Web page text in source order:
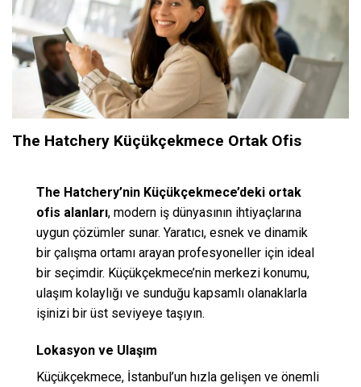
The Hatchery Küçükçekmece Ortak Ofis
The Hatchery’nin Küçükçekmece’deki ortak
ofis alanları, modern iş dünyasının ihtiyaçlarına
uygun çözümler sunar. Yaratıcı, esnek ve dinamik
bir çalışma ortamı arayan profesyoneller için ideal
bir seçimdir. Küçükçekmece’nin merkezi konumu,
ulaşım kolaylığı ve sunduğu kapsamlı olanaklarla
işinizi bir üst seviyeye taşıyın.
Lokasyon ve Ulaşım
Küçükçekmece, İstanbul’un hızla gelişen ve önemli